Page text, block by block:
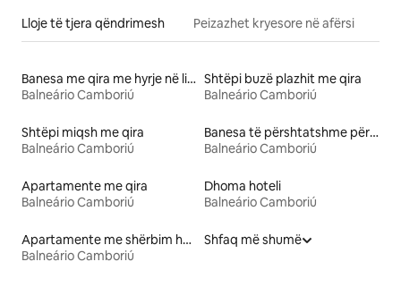
Lloje të tjera qëndrimesh Peizazhet kryesore në afërsi
Banesa me qira me hyrje në liqen
Balneário Camboriú
Shtëpi buzë plazhit me qira
Balneário Camboriú
Shtëpi miqsh me qira
Balneário Camboriú
Banesa të përshtatshme për familje me qira
Balneário Camboriú
Apartamente me qira
Balneário Camboriú
Dhoma hoteli
Balneário Camboriú
Apartamente me shërbim hotelerie me qira
Balneário Camboriú
Shfaq më shumë